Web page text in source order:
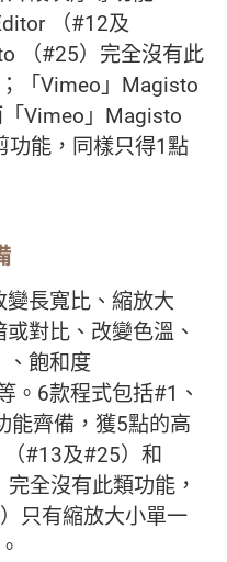
（#12及
（#25）完全沒有此
「Vimeo」Magisto
「Vimeo」Magisto
功能，同樣只得1點
長寬比、縮放大
對比、改變色溫、
、飽和度
。6款程式包括#1、
齊備，獲5點的高
#13及#25）和
全沒有此類功能，
只有縮放大小單一